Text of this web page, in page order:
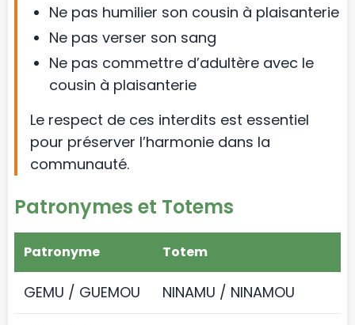
Ne pas humilier son cousin à plaisanterie
Ne pas verser son sang
Ne pas commettre d’adultère avec le
cousin à plaisanterie
Le respect de ces interdits est essentiel
pour préserver l’harmonie dans la
communauté.
Patronymes et Totems
Patronyme Totem
GEMU / GUEMOU NINAMU / NINAMOU